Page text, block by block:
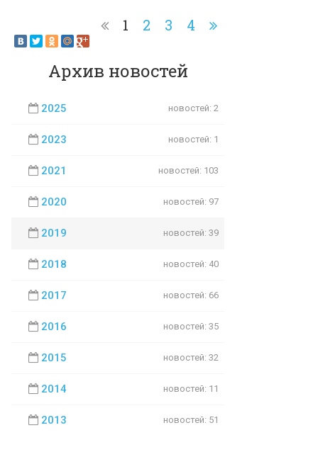
1 2 3 4
Архив новостей
2025 новостей: 2
2023 новостей: 1
2021 новостей: 103
2020 новостей: 97
2019 новостей: 39
2018 новостей: 40
2017 новостей: 66
2016 новостей: 35
2015 новостей: 32
2014 новостей: 11
2013 новостей: 51